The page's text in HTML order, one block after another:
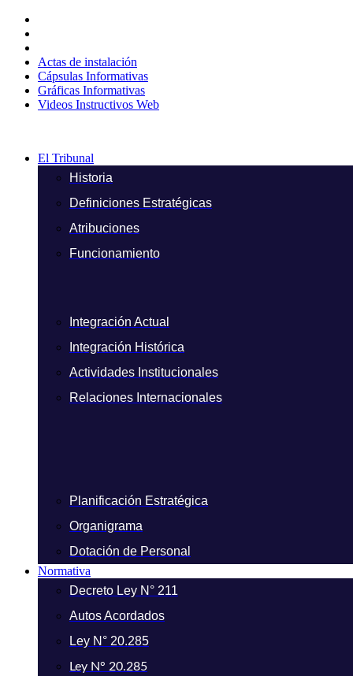
contenido
Actas de instalación
Cápsulas Informativas
Gráficas Informativas
Videos Instructivos Web
El Tribunal
Historia
Definiciones Estratégicas
Atribuciones
Funcionamiento
Integración Actual
Integración Histórica
Actividades Institucionales
Relaciones Internacionales
Planificación Estratégica
Organigrama
Dotación de Personal
Normativa
Decreto Ley N° 211
Autos Acordados
Ley N° 20.285
Ley N° 20.285